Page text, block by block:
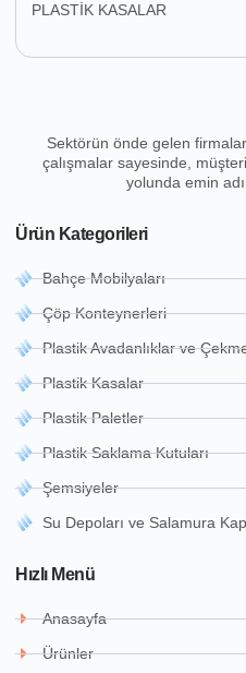
PLASTİK KASALAR
Sektörün önde gelen
çalışmalar sayesinde,
yolunda emin
Ürün Kategorileri
Bahçe Mobilyaları
Çöp Konteynerleri
Plastik Avadanlıklar ve
Plastik Kasalar
Plastik Paletler
Plastik Saklama Kutuları
Şemsiyeler
Su Depoları ve Salamura
Hızlı Menü
Anasayfa
Ürünler